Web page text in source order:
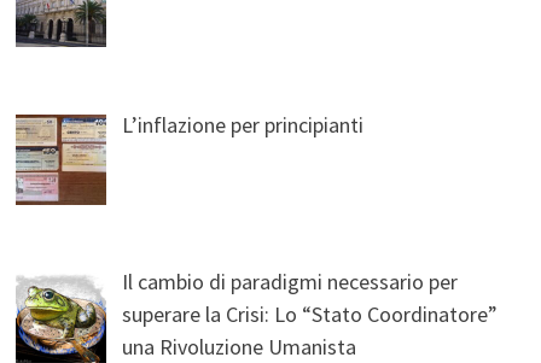
L’inflazione per principianti
Il cambio di paradigmi necessario per
superare la Crisi: Lo “Stato Coordinatore”
una Rivoluzione Umanista